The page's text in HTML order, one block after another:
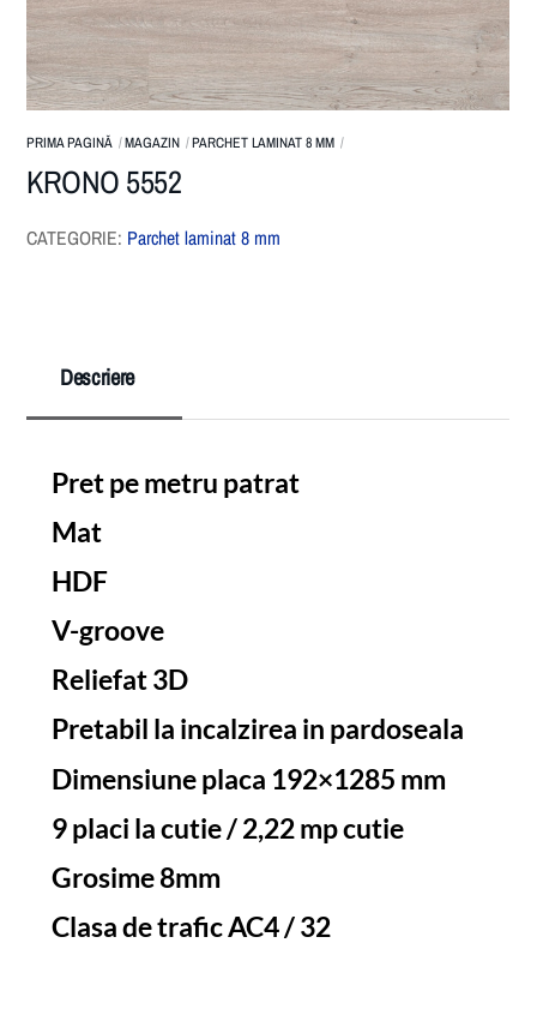
PRIMA PAGINĂ MAGAZIN PARCHET LAMINAT 8 MM
KRONO 5552
CATEGORIE: Parchet laminat 8 mm
Descriere
Pret pe metru patrat
Mat
HDF
V-groove
Reliefat 3D
Pretabil la incalzirea in pardoseala
Dimensiune placa 192×1285 mm
9 placi la cutie / 2,22 mp cutie
Grosime 8mm
Clasa de trafic AC4 / 32